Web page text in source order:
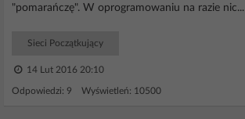
"pomarańczę". W oprogramowaniu na razie nic...
Sieci Początkujący
14 Lut 2016 20:10
Odpowiedzi: 9 Wyświetleń: 10500